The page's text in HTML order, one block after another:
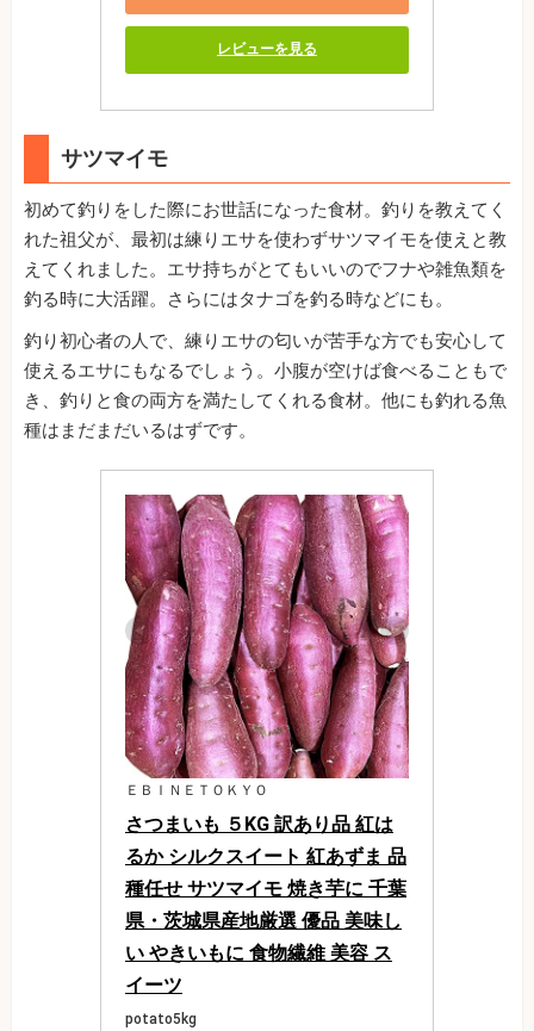
レビューを見る
サツマイモ
初めて釣りをした際にお世話になった食材。釣りを教えてく
れた祖父が、最初は練りエサを使わずサツマイモを使えと教
えてくれました。エサ持ちがとてもいいのでフナや雑魚類を
釣る時に大活躍。さらにはタナゴを釣る時などにも。
釣り初心者の人で、練りエサの匂いが苦手な方でも安心して
使えるエサにもなるでしょう。小腹が空けば食べることもで
き、釣りと食の両方を満たしてくれる食材。他にも釣れる魚
種はまだまだいるはずです。
ＥＢＩＮＥＴＯＫＹＯ
さつまいも ５KG 訳あり品 紅は
るか シルクスイート 紅あずま 品
種任せ サツマイモ 焼き芋に 千葉
県・茨城県産地厳選 優品 美味し
い やきいもに 食物繊維 美容 ス
イーツ
potato5kg